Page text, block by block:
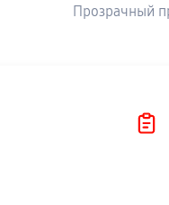
Прозрачный